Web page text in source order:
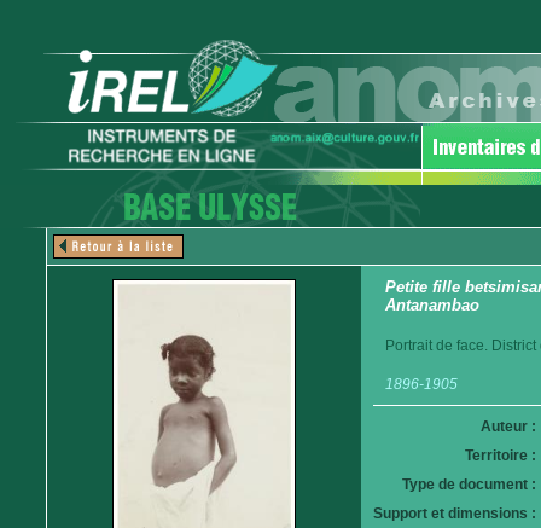
Petite fille
Antanambao
Portrait de face.
1896-1905
Auteur :
Territoire :
Type de document :
Support et dimensions :